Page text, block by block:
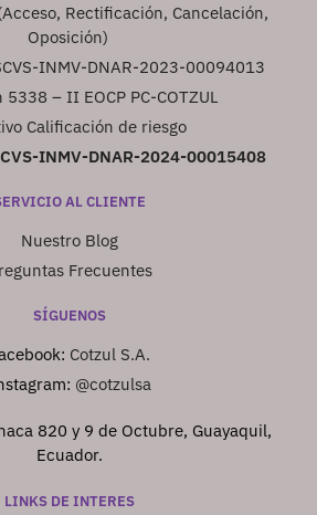
Rectificación, Cancelación,
Oposición)
INMV-DNAR-2023-00094013
– II EOCP PC-COTZUL
Calificación de riesgo
INMV-DNAR-2024-00015408
AL CLIENTE
Nuestro Blog
Frecuentes
SÍGUENOS
Cotzul S.A.
@cotzulsa
820 y 9 de Octubre, Guayaquil,
Ecuador.
LINKS DE INTERES